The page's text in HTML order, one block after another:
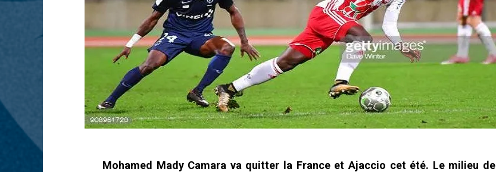
Mohamed Mady Camara va quitter la France et Ajaccio cet été. Le milieu de